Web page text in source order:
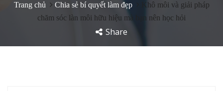
Trang chủ Chia sẻ bí quyết làm đẹp
Khô môi và giải pháp
chăm sóc làn môi hữu hiệu mà bạn nên học hỏi
Share